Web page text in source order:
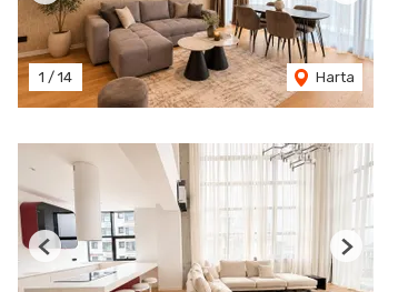
1 / 14 Harta
Previous Next